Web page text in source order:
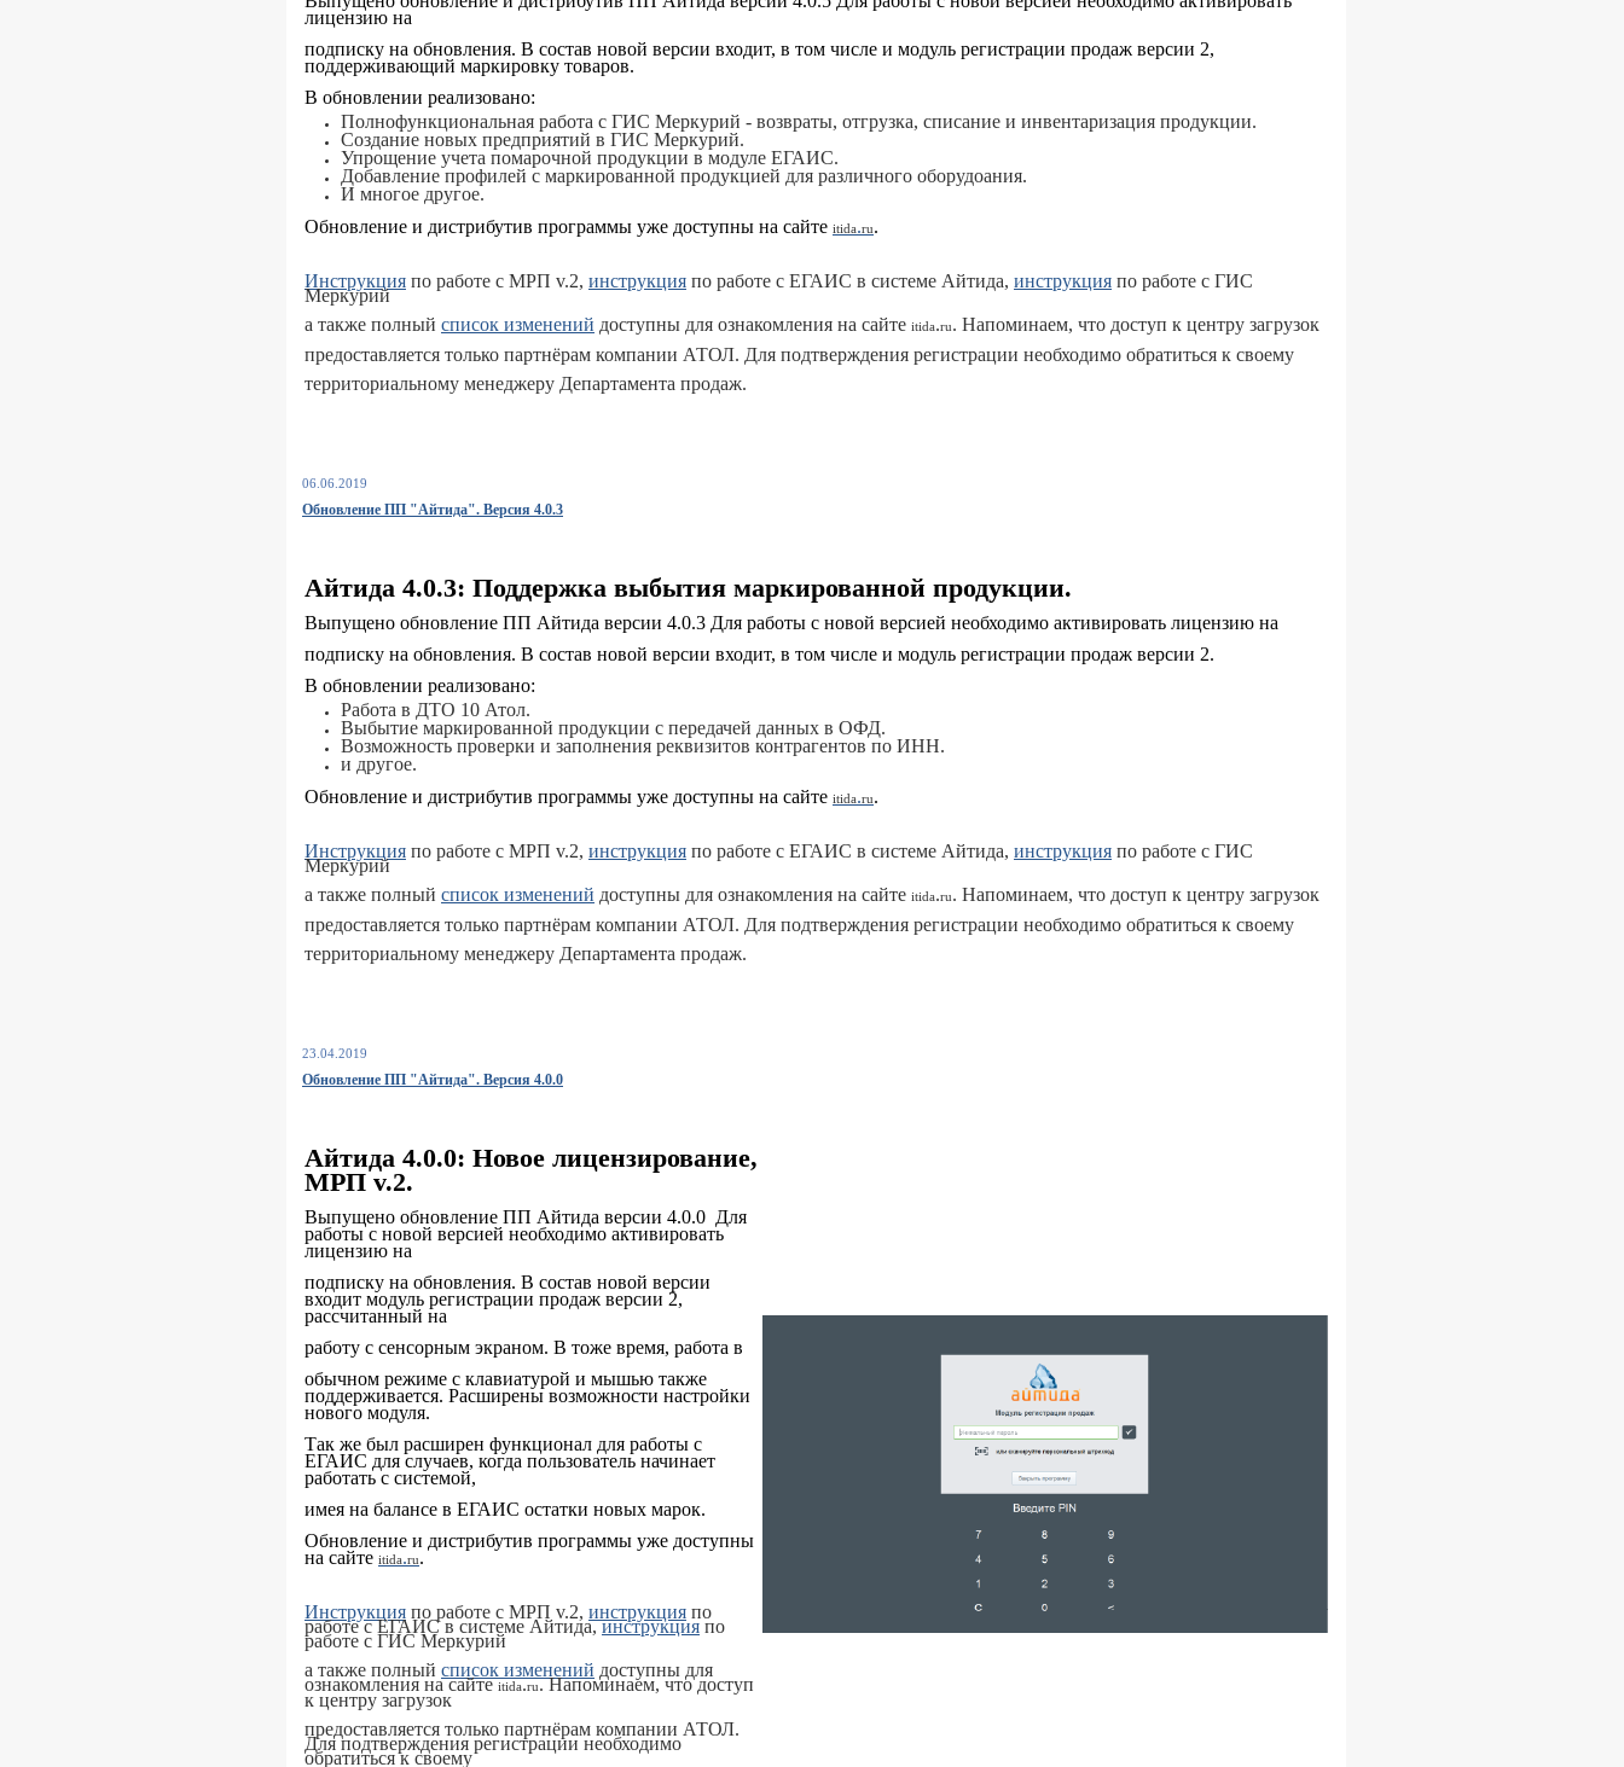
лицензию на
подписку на обновления. В состав новой версии входит, в том числе и модуль регистрации продаж версии 2,
поддерживающий маркировку товаров.
В обновлении реализовано:
Полнофункциональная работа с ГИС Меркурий - возвраты, отгрузка, списание и инвентаризация продукции.
Создание новых предприятий в ГИС Меркурий.
Упрощение учета помарочной продукции в модуле ЕГАИС.
Добавление профилей с маркированной продукцией для различного оборудоания.
И многое другое.
Обновление и дистрибутив программы уже доступны на сайте itida.ru.
Инструкция по работе с МРП v.2, инструкция по работе с ЕГАИС в системе Айтида, инструкция по работе с ГИС
Меркурий
а также полный список изменений доступны для ознакомления на сайте itida.ru. Напоминаем, что доступ к центру загрузок
предоставляется только партнёрам компании АТОЛ. Для подтверждения регистрации необходимо обратиться к своему
территориальному менеджеру Департамента продаж.
06.06.2019
Обновление ПП "Айтида". Версия 4.0.3
Айтида 4.0.3: Поддержка выбытия маркированной продукции.
Выпущено обновление ПП Айтида версии 4.0.3 Для работы с новой версией необходимо активировать лицензию на
подписку на обновления. В состав новой версии входит, в том числе и модуль регистрации продаж версии 2.
В обновлении реализовано:
Работа в ДТО 10 Атол.
Выбытие маркированной продукции с передачей данных в ОФД.
Возможность проверки и заполнения реквизитов контрагентов по ИНН.
и другое.
Обновление и дистрибутив программы уже доступны на сайте itida.ru.
Инструкция по работе с МРП v.2, инструкция по работе с ЕГАИС в системе Айтида, инструкция по работе с ГИС
Меркурий
а также полный список изменений доступны для ознакомления на сайте itida.ru. Напоминаем, что доступ к центру загрузок
предоставляется только партнёрам компании АТОЛ. Для подтверждения регистрации необходимо обратиться к своему
территориальному менеджеру Департамента продаж.
23.04.2019
Обновление ПП "Айтида". Версия 4.0.0
Айтида 4.0.0: Новое лицензирование,
МРП v.2.
Выпущено обновление ПП Айтида версии 4.0.0 Для
работы с новой версией необходимо активировать
лицензию на
подписку на обновления. В состав новой версии
входит модуль регистрации продаж версии 2,
рассчитанный на
работу с сенсорным экраном. В тоже время, работа в
обычном режиме с клавиатурой и мышью также
поддерживается. Расширены возможности настройки
нового модуля.
Так же был расширен функционал для работы с
ЕГАИС для случаев, когда пользователь начинает
работать с системой,
имея на балансе в ЕГАИС остатки новых марок.
Обновление и дистрибутив программы уже доступны
на сайте itida.ru.
Инструкция по работе с МРП v.2, инструкция по
работе с ЕГАИС в системе Айтида,инструкция по
работе с ГИС Меркурий
а также полный список изменений доступны для
ознакомления на сайтеitida.ru. Напоминаем, что доступ
к центру загрузок
предоставляется только партнёрам компании АТОЛ.
Для подтверждения регистрации необходимо
обратиться к своему